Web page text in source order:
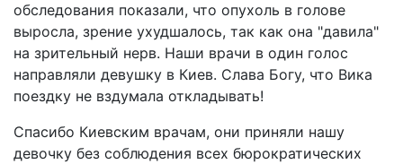
обследования показали, что опухоль в голове
выросла, зрение ухудшалось, так как она "давила"
на зрительный нерв. Наши врачи в один голос
направляли девушку в Киев. Слава Богу, что Вика
поездку не вздумала откладывать!
Спасибо Киевским врачам, они приняли нашу
девочку без соблюдения всех бюрократических